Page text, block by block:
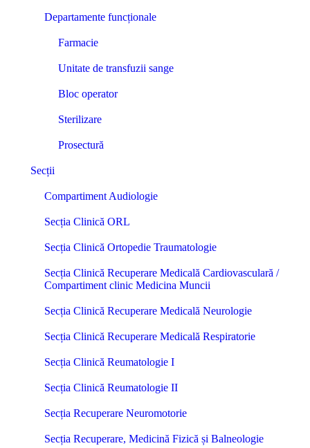
Departamente funcționale
Farmacie
Unitate de transfuzii sange
Bloc operator
Sterilizare
Prosectură
Secții
Compartiment Audiologie
Secția Clinică ORL
Secția Clinică Ortopedie Traumatologie
Secția Clinică Recuperare Medicală Cardiovasculară /
Compartiment clinic Medicina Muncii
Secția Clinică Recuperare Medicală Neurologie
Secția Clinică Recuperare Medicală Respiratorie
Secția Clinică Reumatologie I
Secția Clinică Reumatologie II
Secția Recuperare Neuromotorie
Secția Recuperare, Medicină Fizică și Balneologie